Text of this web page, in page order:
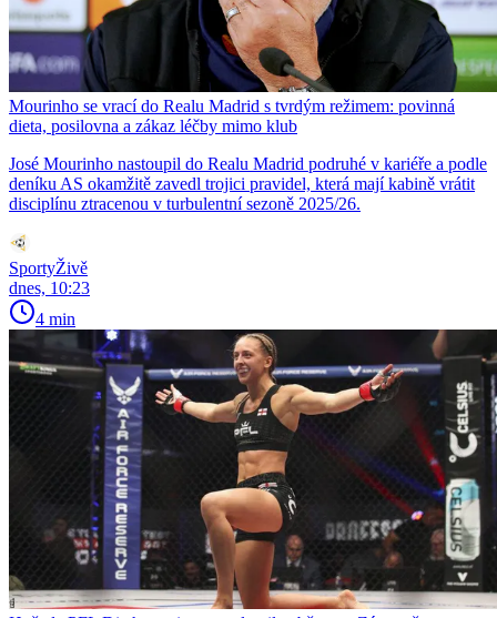
Mourinho se vrací do Realu Madrid s tvrdým režimem: povinná
dieta, posilovna a zákaz léčby mimo klub
José Mourinho nastoupil do Realu Madrid podruhé v kariéře a podle
deníku AS okamžitě zavedl trojici pravidel, která mají kabině vrátit
disciplínu ztracenou v turbulentní sezoně 2025/26.
SportyŽivě
dnes, 10:23
4 min